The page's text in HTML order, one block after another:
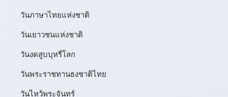
วันภาษาไทยแห่งชาติ
วันเยาวชนแห่งชาติ
วันงดสูบบุหรี่โลก
วันพระราชทานธงชาติไทย
วันไหว้พระจันทร์​